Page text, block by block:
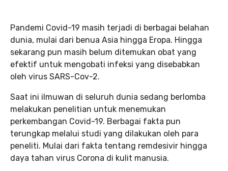
Pandemi Covid-19 masih terjadi di berbagai belahan
dunia, mulai dari benua Asia hingga Eropa. Hingga
sekarang pun masih belum ditemukan obat yang
efektif untuk mengobati infeksi yang disebabkan
oleh virus SARS-Cov-2.
Saat ini ilmuwan di seluruh dunia sedang berlomba
melakukan penelitian untuk menemukan
perkembangan Covid-19. Berbagai fakta pun
terungkap melalui studi yang dilakukan oleh para
peneliti. Mulai dari fakta tentang remdesivir hingga
daya tahan virus Corona di kulit manusia.